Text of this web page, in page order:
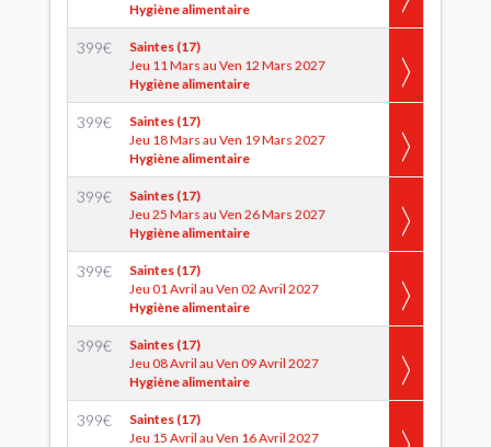
Hygiène alimentaire
399€
Saintes (17)
Jeu 11 Mars au Ven 12 Mars 2027
Hygiène alimentaire
399€
Saintes (17)
Jeu 18 Mars au Ven 19 Mars 2027
Hygiène alimentaire
399€
Saintes (17)
Jeu 25 Mars au Ven 26 Mars 2027
Hygiène alimentaire
399€
Saintes (17)
Jeu 01 Avril au Ven 02 Avril 2027
Hygiène alimentaire
399€
Saintes (17)
Jeu 08 Avril au Ven 09 Avril 2027
Hygiène alimentaire
399€
Saintes (17)
Jeu 15 Avril au Ven 16 Avril 2027